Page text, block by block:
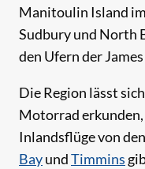
Manitoulin Island
Sudbury und North
den Ufern der
Die Region lässt
Motorrad
Inlandsflüge von
BayundTimmins